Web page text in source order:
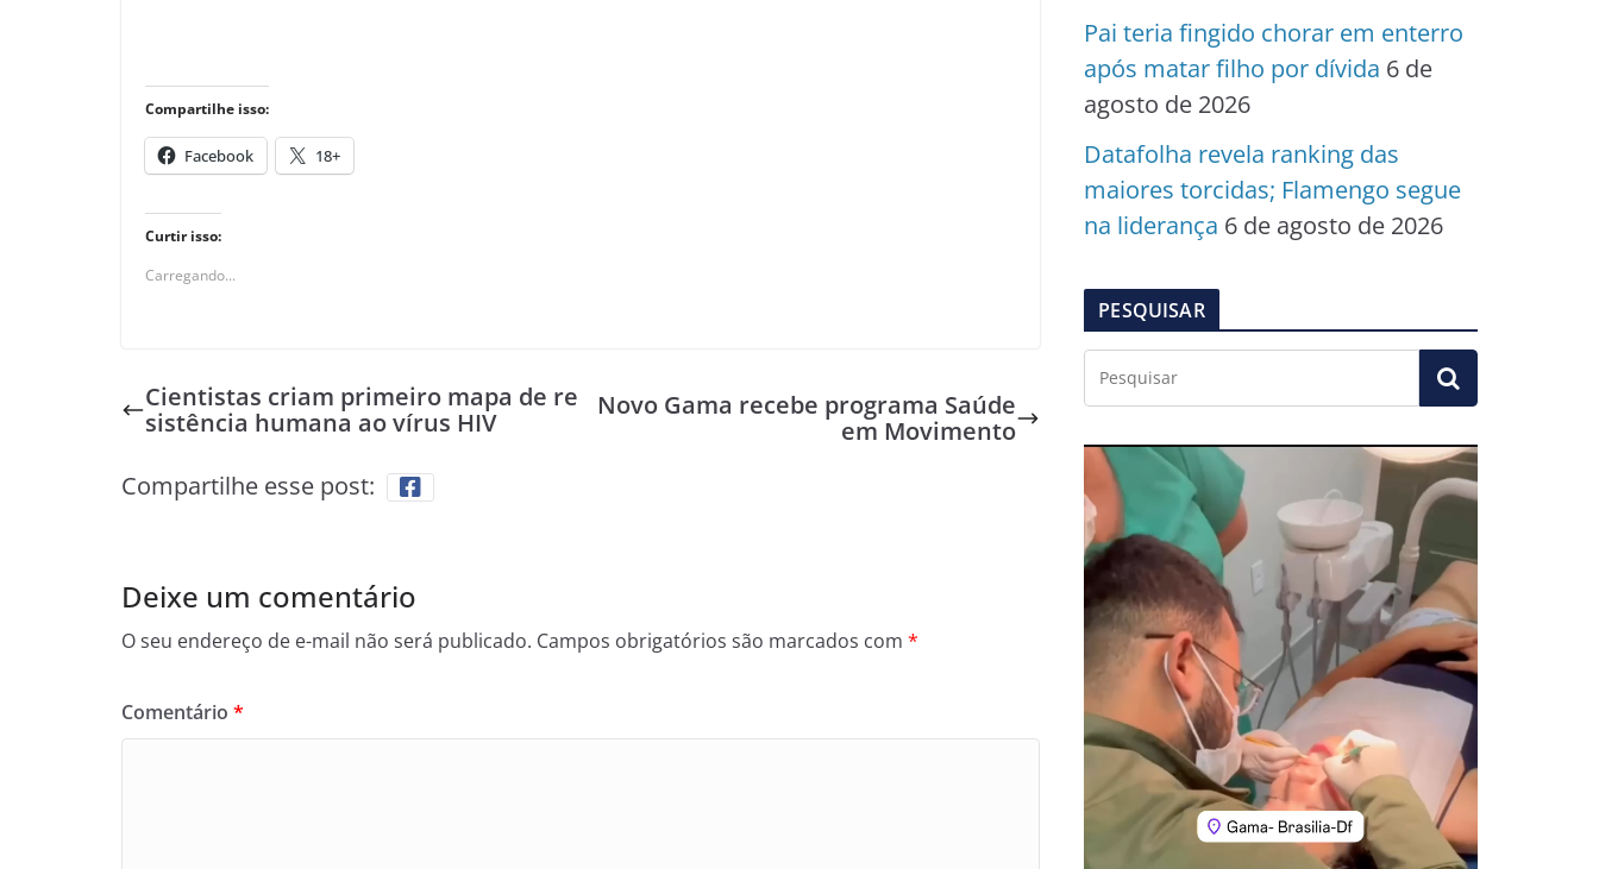
Compartilhe isso:
Facebook 18+
Curtir isso:
Carregando...
Cientistas criam primeiro mapa de re
sistência humana ao vírus HIV
Novo Gama recebe programa Saúde
em Movimento
Compartilhe esse post:
Deixe um comentário
O seu endereço de e-mail não será publicado. Campos obrigatórios são marcados com *
Comentário *
Pai teria fingido chorar em enterro
após matar filho por dívida 6 de
agosto de 2026
Datafolha revela ranking das
maiores torcidas; Flamengo segue
na liderança 6 de agosto de 2026
PESQUISAR